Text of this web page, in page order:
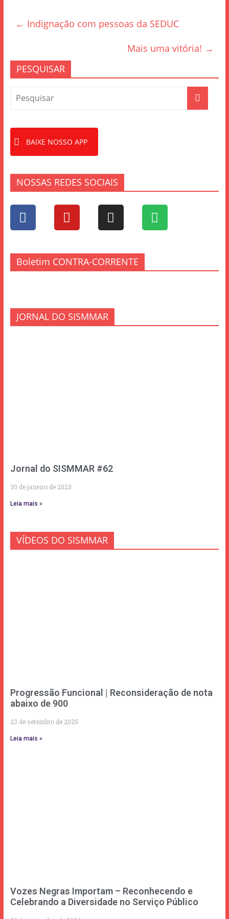
b
o
k
← Indignação com pessoas da SEDUC
Mais uma vitória! →
PESQUISAR
BAIXE NOSSO APP
NOSSAS REDES SOCIAIS
Boletim CONTRA-CORRENTE
JORNAL DO SISMMAR
Jornal do SISMMAR #62
30 de janeiro de 2023
Leia mais »
VÍDEOS DO SISMMAR
Progressão Funcional | Reconsideração de nota
abaixo de 900
23 de setembro de 2025
Leia mais »
Vozes Negras Importam – Reconhecendo e
Celebrando a Diversidade no Serviço Público